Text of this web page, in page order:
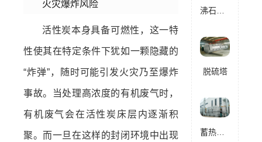
火灾爆炸风险
活性炭本身具备可燃性，这一特
性使其在特定条件下犹如一颗隐藏的
“炸弹”，随时可能引发火灾乃至爆炸
事故。当处理高浓度的有机废气时，
有机废气会在活性炭床层内逐渐积
聚。而一旦在这样的封闭环境中出现
脱硫塔